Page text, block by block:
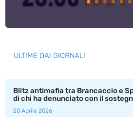
ULTIME DAI GIORNALI
Blitz antimafia tra Brancaccio e
di chi ha denunciato con il
20 Aprile 2026